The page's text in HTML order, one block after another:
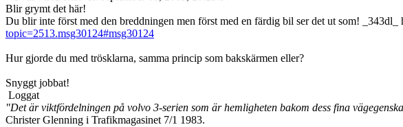
Blir grymt det här!
Du blir inte först med den breddningen men först med en färdig bil ser det ut som! _343dl_
topic=2513.msg30124#msg30124
Hur gjorde du med trösklarna, samma princip som bakskärmen eller?
Snyggt jobbat!
Loggat
"Det är viktfördelningen på volvo 3-serien som är hemligheten bakom dess fina
Christer Glenning i Trafikmagasinet 7/1 1983.